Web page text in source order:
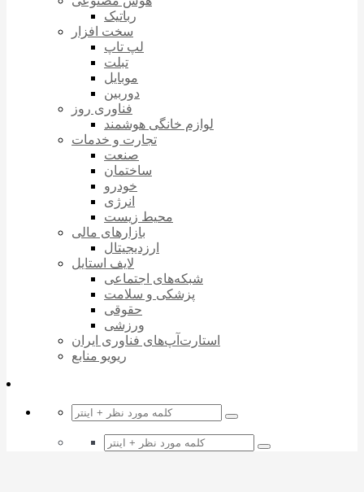
رباتیک
سخت افزار
لپ تاپ
تبلت
موبایل
دوربین
فناوری روز
لوازم خانگی هوشمند
تجارت و خدمات
صنعت
ساختمان
خودرو
انرژی
محیط زیست
بازارهای مالی
ارزدیجیتال
لایف استایل
شبکه‌های اجتماعی
پزشکی و سلامت
حقوقی
ورزشی
استارت‌آپ‌های فناوری ایران
ریویو منابع